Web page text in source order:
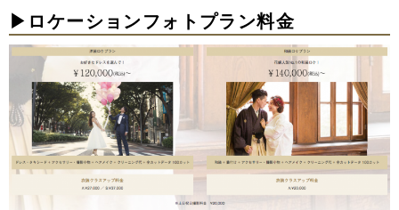
▶︎ロケーションフォトプラン料金